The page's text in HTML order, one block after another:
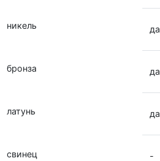
никель
бронза
латунь
свинец
да
да
да
-